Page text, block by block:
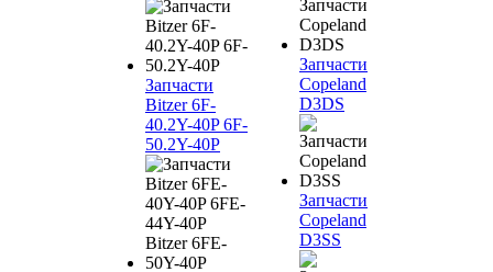
Запчасти
Bitzer 6F-
40.2Y-40P 6F-
50.2Y-40P
Запчасти
Copeland
D3DS
Запчасти
Copeland
D3SS